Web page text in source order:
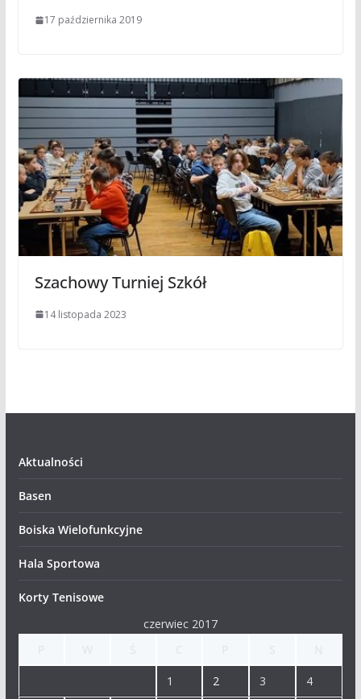
17 października 2019
Szachowy Turniej Szkół
14 listopada 2023
Aktualności
Basen
Boiska Wielofunkcyjne
Hala Sportowa
Korty Tenisowe
czerwiec 2017
1 2 3 4